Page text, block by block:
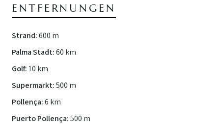
ENTFERNUNGEN
Strand:600 m
Palma Stadt:60 km
Golf:10 km
Supermarkt:500 m
Pollença:6 km
Puerto Pollença:500 m